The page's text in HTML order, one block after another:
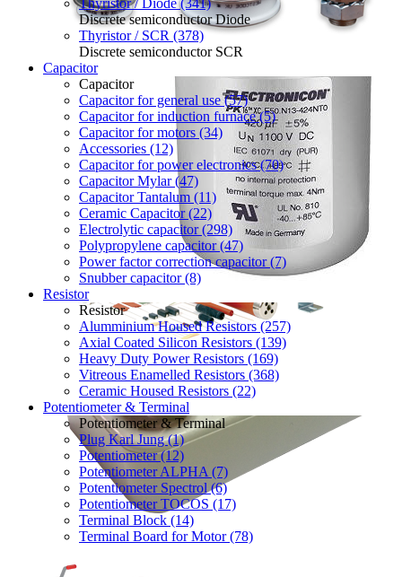
Thyristor / Diode (341)
Discrete semiconductor Diode
Thyristor / SCR (378)
Discrete semiconductor SCR
Capacitor
Capacitor
Capacitor for general use (57)
Capacitor for induction furnace (5)
Capacitor for motors (34)
Accessories (12)
Capacitor for power electronics (70)
Capacitor Mylar (47)
Capacitor Tantalum (11)
Ceramic Capacitor (22)
Electrolytic capacitor (298)
Polypropylene capacitor (47)
Power factor correction capacitor (7)
Snubber capacitor (8)
Resistor
Resistor
Alumminium Housed Resistors (257)
Axial Coated Silicon Resistors (139)
Heavy Duty Power Resistors (169)
Vitreous Enamelled Resistors (368)
Ceramic Housed Resistors (22)
Potentiometer & Terminal
Potentiometer & Terminal
Plug Karl Jung (1)
Potentiometer (12)
Potentiometer ALPHA (7)
Potentiometer Spectrol (6)
Potentiometer TOCOS (17)
Terminal Block (14)
Terminal Board for Motor (78)